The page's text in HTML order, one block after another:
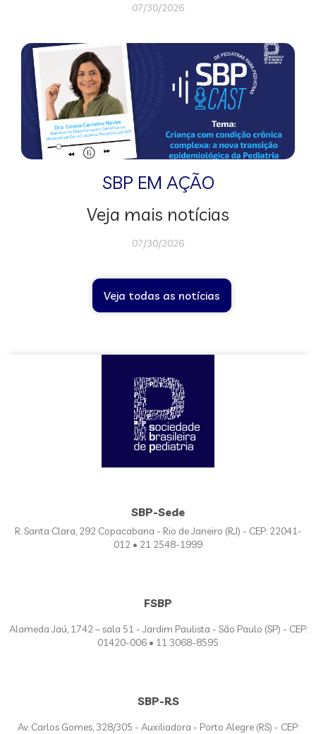
07/30/2026
SBP EM AÇÃO
Veja mais notícias
07/30/2026
Veja todas as notícias
SBP-Sede
R. Santa Clara, 292 Copacabana - Rio de Janeiro (RJ) - CEP: 22041-
012 • 21 2548-1999
FSBP
Alameda Jaú, 1742 – sala 51 - Jardim Paulista - São Paulo (SP) - CEP:
01420-006 • 11 3068-8595
SBP-RS
Av. Carlos Gomes, 328/305 - Auxiliadora - Porto Alegre (RS) - CEP: